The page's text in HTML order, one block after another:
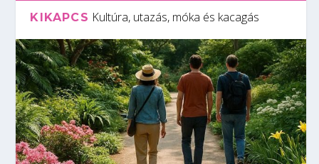
KIKAPCS Kultúra, utazás, móka és kacagás